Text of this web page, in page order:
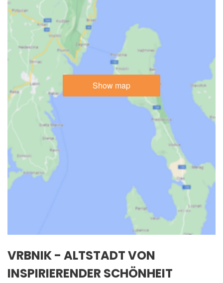
Show map
VRBNIK - ALTSTADT VON
INSPIRIERENDER SCHÖNHEIT